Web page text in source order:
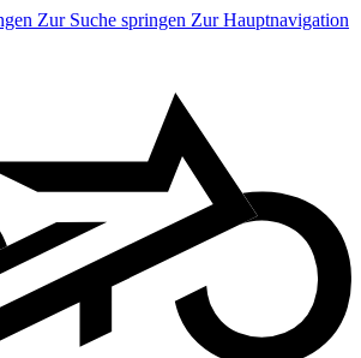
Zur Suche springen Zur Hauptnavigation